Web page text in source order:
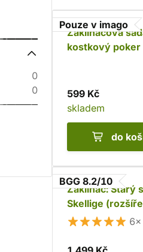
0
0
Pouze v imago
Zaklínačova
kostkový poker
599 Kč
skladem
do
BGG 8.2/10
Zaklínač: Starý
Skellige
6×